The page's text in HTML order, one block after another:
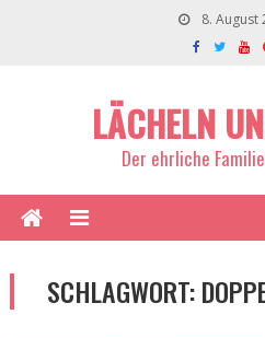
8. August
LÄCHELN
Der ehrliche
SCHLAGWORT: